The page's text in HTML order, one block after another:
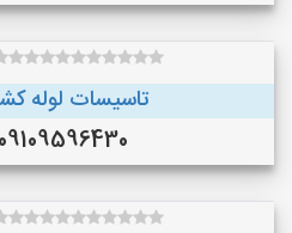
تاسیسات لوله
09109596430 (قزوین)